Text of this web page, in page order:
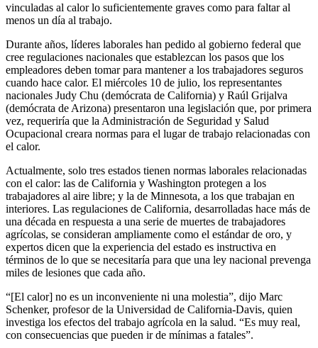
vinculadas al calor lo suficientemente graves como para faltar al
menos un día al trabajo.
Durante años, líderes laborales han pedido al gobierno federal que
cree regulaciones nacionales que establezcan los pasos que los
empleadores deben tomar para mantener a los trabajadores seguros
cuando hace calor. El miércoles 10 de julio, los representantes
nacionales Judy Chu (demócrata de California) y Raúl Grijalva
(demócrata de Arizona) presentaron una legislación que, por primera
vez, requeriría que la Administración de Seguridad y Salud
Ocupacional creara normas para el lugar de trabajo relacionadas con
el calor.
Actualmente, solo tres estados tienen normas laborales relacionadas
con el calor: las de California y Washington protegen a los
trabajadores al aire libre; y la de Minnesota, a los que trabajan en
interiores. Las regulaciones de California, desarrolladas hace más de
una década en respuesta a una serie de muertes de trabajadores
agrícolas, se consideran ampliamente como el estándar de oro, y
expertos dicen que la experiencia del estado es instructiva en
términos de lo que se necesitaría para que una ley nacional prevenga
miles de lesiones que cada año.
“[El calor] no es un inconveniente ni una molestia”, dijo Marc
Schenker, profesor de la Universidad de California-Davis, quien
investiga los efectos del trabajo agrícola en la salud. “Es muy real,
con consecuencias que pueden ir de mínimas a fatales”.